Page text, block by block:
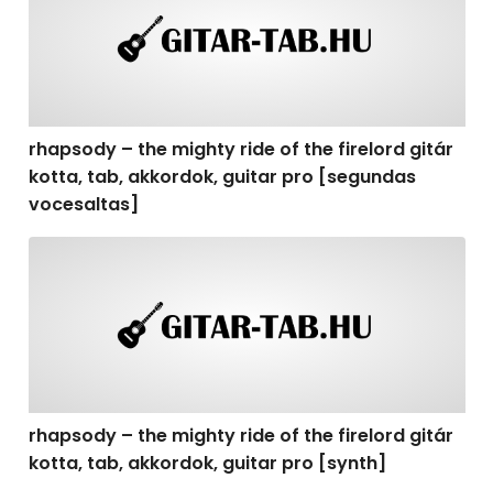
rhapsody – the mighty ride of the firelord gitár
kotta, tab, akkordok, guitar pro [segundas
vocesaltas]
rhapsody – the mighty ride of the firelord gitár
kotta, tab, akkordok, guitar pro [synth]